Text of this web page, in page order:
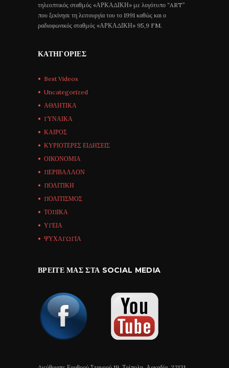
τηλεοπτικός σταθμός «ΑΡΚΑΔΙΚΗ» με λογότυπο “ART”
που ξεκίνησε τη λειτουργία του το 1991 καθώς και ο
ραδιοφωνικός σταθμός «ΑΡΚΑΔΙΚΗ» 95,9 FM.
ΚΑΤΗΓΟΡΊΕΣ
Best Videos
Uncategorized
ΑΘΛΗΤΙΚΑ
ΓΥΝΑΙΚΑ
ΚΑΙΡΟΣ
ΚΥΡΙΟΤΕΡΕΣ ΕΙΔΗΣΕΙΣ
ΟΙΚΟΝΟΜΙΑ
ΠΕΡΙΒΑΛΛΟΝ
ΠΟΛΙΤΙΚΗ
ΠΟΛΙΤΙΣΜΟΣ
ΤΟΠΙΚΑ
ΥΓΕΙΑ
ΨΥΧΑΓΩΓΙΑ
ΒΡΕΊΤΕ ΜΑΣ ΣΤΑ SOCIAL MEDIA